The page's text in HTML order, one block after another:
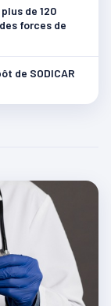
de 120
forces de
de SODICAR